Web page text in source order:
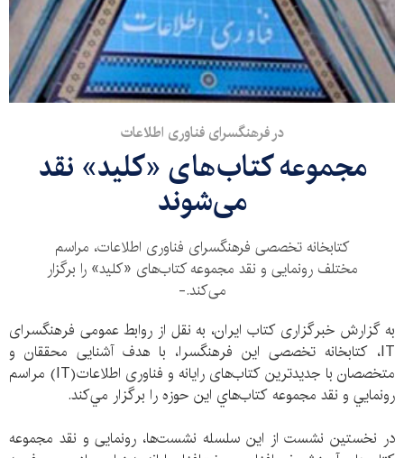
در فرهنگسرای فناوری اطلاعات
مجموعه كتاب‌های «كلید» نقد
می‌شوند
كتابخانه تخصصی فرهنگسرای فناوری اطلاعات، مراسم
مختلف رونمایی و نقد مجموعه كتاب‌های «كلید» را برگزار
می‏‌كند.-
به گزارش خبرگزاری کتاب ایران، به نقل از روابط عمومی فرهنگسرای
IT، كتابخانه تخصصی این فرهنگسرا، با هدف آشنایی محققان و
متخصصان با جدیدترین كتاب‌های رایانه و فناوری اطلاعات(IT) مراسم
رونمايي و نقد مجموعه كتاب‌هاي اين حوزه را برگزار مي‌كند.
در نخستین نشست از اين سلسله ‌نشست‌ها، رونمایی و نقد مجموعه